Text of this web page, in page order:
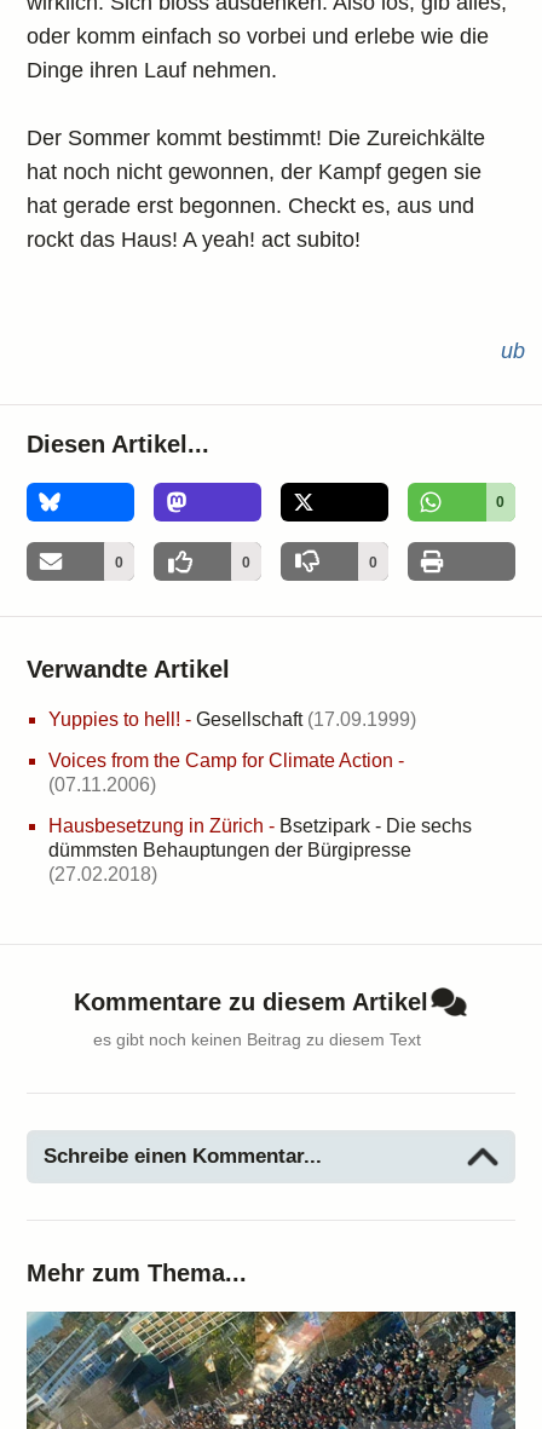
oder komm einfach so vorbei und erlebe wie die
Dinge ihren Lauf nehmen.
Der Sommer kommt bestimmt! Die Zureichkälte
hat noch nicht gewonnen, der Kampf gegen sie
hat gerade erst begonnen. Checkt es, aus und
rockt das Haus! A yeah! act subito!
ub
Diesen Artikel...
0
0 0 0
Verwandte Artikel
Yuppies to hell! - Gesellschaft (17.09.1999)
Voices from the Camp for Climate Action -
(07.11.2006)
Hausbesetzung in Zürich - Bsetzipark - Die sechs
dümmsten Behauptungen der Bürgipresse
(27.02.2018)
Kommentare zu diesem Artikel
es gibt noch keinen Beitrag zu diesem Text
Schreibe einen Kommentar...
Mehr zum Thema...